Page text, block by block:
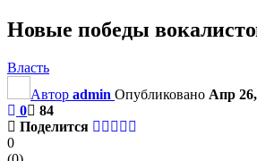
Новые победы
Власть
Автор admin Опубликовано Апр
0
84
Поделится
0